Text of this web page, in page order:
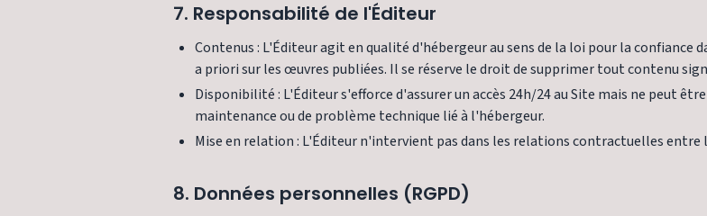
7. Responsabilité de l'Éditeur
Contenus : L'Éditeur agit en qualité d'hébergeur au sens de la loi pour la confiance
a priori sur les œuvres publiées. Il se réserve le droit de supprimer tout contenu
Disponibilité : L'Éditeur s'efforce d'assurer un accès 24h/24 au Site mais ne peut
maintenance ou de problème technique lié à l'hébergeur.
Mise en relation : L'Éditeur n'intervient pas dans les relations contractuelles
8. Données personnelles (RGPD)